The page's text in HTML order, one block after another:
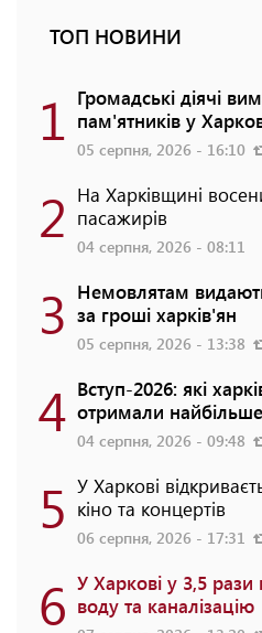
ТОП НОВИНИ
1 Громадські діячі
пам'ятників у
05 серпня, 2026 - 16:10
2 На Харківщині
пасажирів
04 серпня, 2026 - 08:11
3 Немовлятам
за гроші харків'ян
05 серпня, 2026 - 13:38
4 Вступ-2026: які
отримали найбільше
04 серпня, 2026 - 09:48
5 У Харкові
кіно та концертів
06 серпня, 2026 - 17:31
6 У Харкові у 3,5 рази
воду та каналізацію